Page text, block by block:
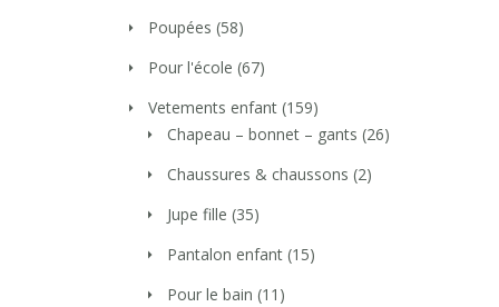
Poupées (58)
Pour l'école (67)
Vetements enfant (159)
Chapeau – bonnet – gants (26)
Chaussures & chaussons (2)
Jupe fille (35)
Pantalon enfant (15)
Pour le bain (11)